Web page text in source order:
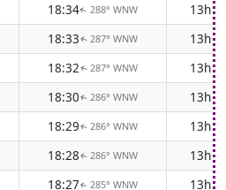
18:34↑ 288° WNW
13h
18:33↑ 287° WNW
13h
18:32↑ 287° WNW
13h
18:30↑ 286° WNW
13h
18:29↑ 286° WNW
13h
18:28↑ 286° WNW
13h
18:27↑ 285° WNW
13h